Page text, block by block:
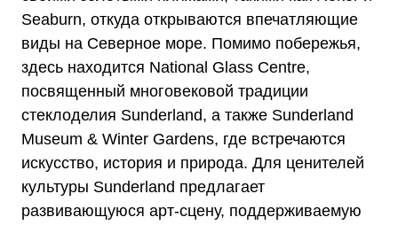
Seaburn, откуда открываются впечатляющие
виды на Северное море. Помимо побережья,
здесь находится National Glass Centre,
посвященный многовековой традиции
стеклоделия Sunderland, а также Sunderland
Museum & Winter Gardens, где встречаются
искусство, история и природа. Для ценителей
культуры Sunderland предлагает
развивающуюся арт-сцену, поддерживаемую